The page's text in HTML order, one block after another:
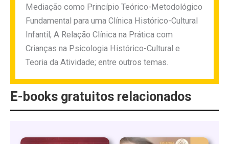
Mediação como Princípio Teórico-Metodológico
Fundamental para uma Clínica Histórico-Cultural
Infantil; A Relação Clínica na Prática com
Crianças na Psicologia Histórico-Cultural e
Teoria da Atividade; entre outros temas.
E-books gratuitos relacionados